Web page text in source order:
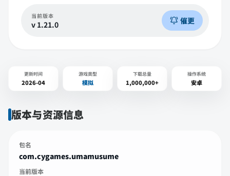
当前版本
v 1.21.0 催更
更新时间
2026-04
游戏类型
模拟
下载总量
1,000,000+
操作系统
安卓
版本与资源信息
包名
com.cygames.umamusume
当前版本